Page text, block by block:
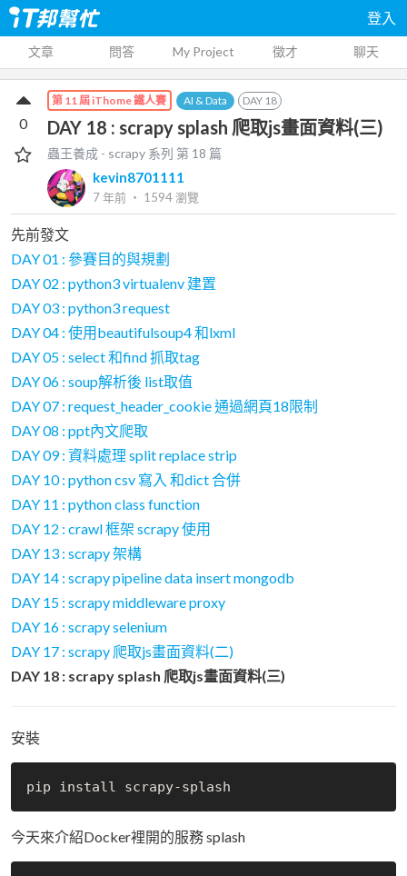
登入
文章 問答 My Project 徵才 聊天
第 11 屆 iThome 鐵人賽 AI & Data DAY 18
DAY 18 : scrapy splash 爬取js畫面資料(三)
蟲王養成 - scrapy 系列 第 18 篇
kevin8701111
7 年前 ‧ 1594瀏覽
0
先前發文
DAY 01 : 參賽目的與規劃
DAY 02 : python3 virtualenv 建置
DAY 03 : python3 request
DAY 04 : 使用beautifulsoup4 和lxml
DAY 05 : select 和find 抓取tag
DAY 06 : soup解析後 list取值
DAY 07 : request_header_cookie 通過網頁18限制
DAY 08 : ppt內文爬取
DAY 09 : 資料處理 split replace strip
DAY 10 : python csv 寫入 和dict 合併
DAY 11 : python class function
DAY 12 : crawl 框架 scrapy 使用
DAY 13 : scrapy 架構
DAY 14 : scrapy pipeline data insert mongodb
DAY 15 : scrapy middleware proxy
DAY 16 : scrapy selenium
DAY 17 : scrapy 爬取js畫面資料(二)
DAY 18 : scrapy splash 爬取js畫面資料(三)
安裝
今天來介紹Docker裡開的服務 splash